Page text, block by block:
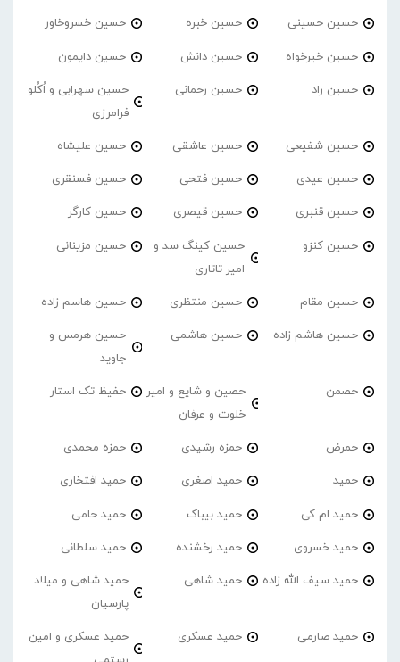
حسین حسینی حسین خبره حسین خسروخاور
حسین خیرخواه حسین دانش حسین دایمون
حسین راد حسین رحمانی
حسین سهرابی و اُکُلو
فرامرزی
حسین شفیعی حسین عاشقی حسین علیشاه
حسین عیدی حسین فتحی حسین فسنقری
حسین قنبری حسین قیصری حسین کارگر
حسین کنزو
حسین کینگ سد و
امیر تاتاری
حسین مزینانی
حسین مقام حسین منتظری حسین هاسم زاده
حسین هاشم زاده حسین هاشمی
حسین هرمس و
جاوید
حصمن
حصین و شایع و امیر
خلوت و عرفان
حفیظ تک استار
حمرض حمزه رشیدی حمزه محمدی
حمید حمید اصغری حمید افتخاری
حمید ام کی حمید بیباک حمید حامی
حمید خسروی حمید رخشنده حمید سلطانی
حمید سیف الله زاده حمید شاهی
حمید شاهی و میلاد
پارسیان
حمید صارمی حمید عسکری
حمید عسکری و امین